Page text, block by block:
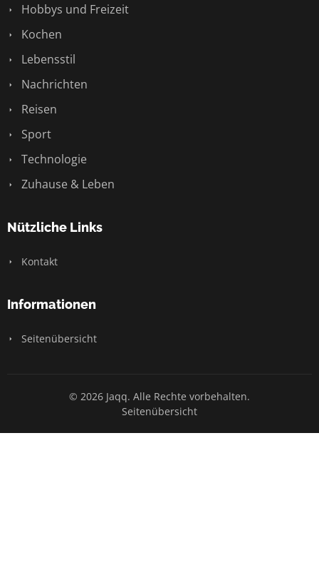
Hobbys und Freizeit
Kochen
Lebensstil
Nachrichten
Reisen
Sport
Technologie
Zuhause & Leben
Nützliche Links
Kontakt
Informationen
Seitenübersicht
© 2026 Jaqq. Alle Rechte vorbehalten.
Seitenübersicht